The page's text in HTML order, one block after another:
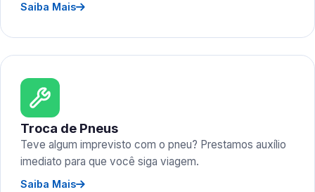
Saiba Mais
Troca de Pneus
Teve algum imprevisto com o pneu? Prestamos auxílio
imediato para que você siga viagem.
Saiba Mais